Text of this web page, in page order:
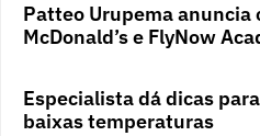
Patteo Urupema anuncia
McDonald’s e FlyNow
Especialista dá dicas
baixas temperaturas